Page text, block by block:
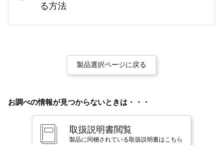
る方法
製品選択ページに戻る
お調べの情報が見つからないときは・・・
取扱説明書閲覧
製品に同梱されている取扱説明書はこちら